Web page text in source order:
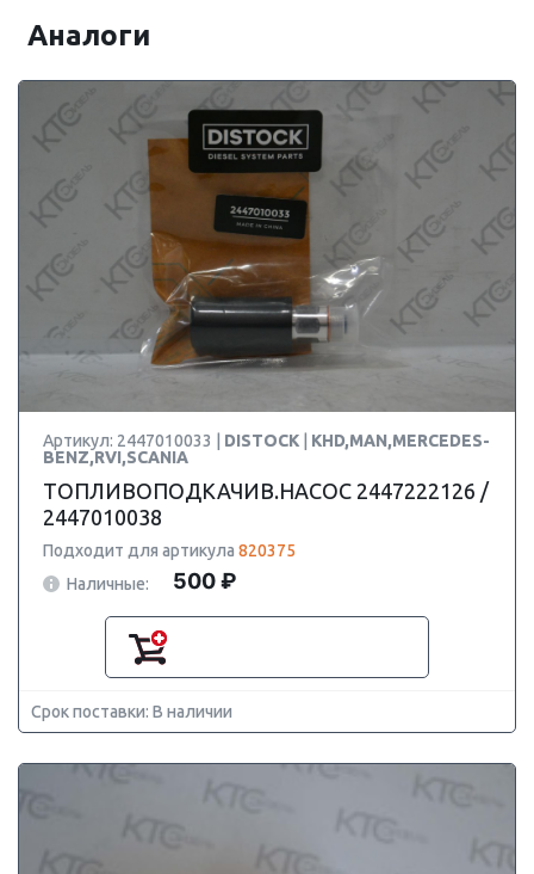
Аналоги
Артикул: 2447010033 | DISTOCK
KHD,MAN,MERCEDES-
BENZ,RVI,SCANIA
ТОПЛИВОПОДКАЧИВ.НАСОС 2447222126 /
2447010038
Подходит для артикула 820375
Наличные:
500 ₽
Срок поставки: В наличии